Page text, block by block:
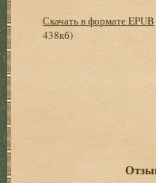
Скачать в формате EPUB
438кб)